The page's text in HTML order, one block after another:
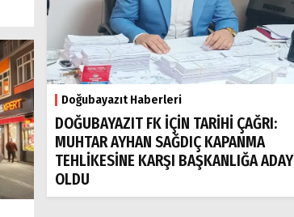
Doğubayazıt Haberleri
DOĞUBAYAZIT FK İÇİN TARİHİ ÇAĞRI:
MUHTAR AYHAN SAĞDIÇ KAPANMA
TEHLİKESİNE KARŞI BAŞKANLIĞA ADAY
OLDU